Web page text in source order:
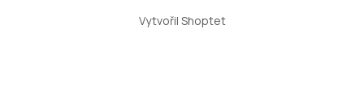
Vytvořil Shoptet